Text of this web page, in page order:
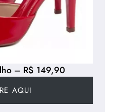
– R$ 149,90
AQUI